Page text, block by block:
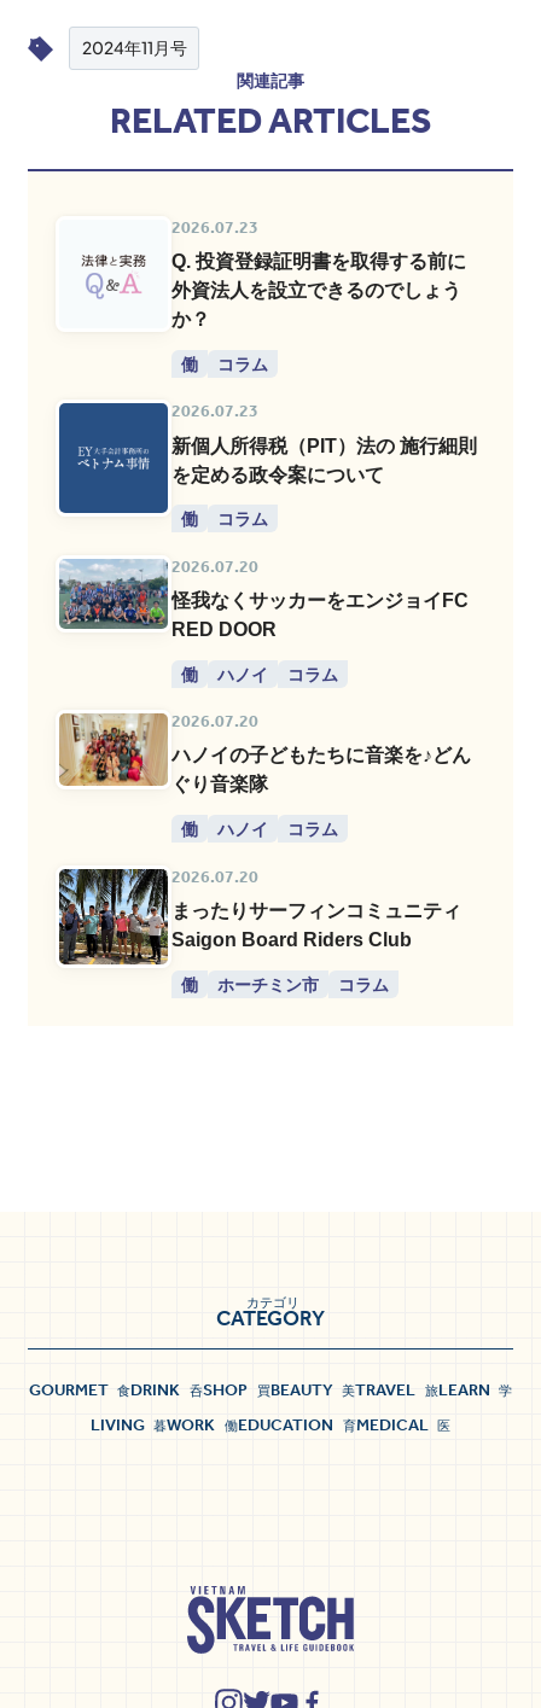
2024年11月号
関連記事
RELATED ARTICLES
2026.07.23
Q. 投資登録証明書を取得する前に
外資法人を設立できるのでしょう
か？
働 コラム
2026.07.23
新個人所得税（PIT）法の 施行細則
を定める政令案について
働 コラム
2026.07.20
怪我なくサッカーをエンジョイFC
RED DOOR
働 ハノイ コラム
2026.07.20
ハノイの子どもたちに音楽を♪どん
ぐり音楽隊
働 ハノイ コラム
2026.07.20
まったりサーフィンコミュニティ
Saigon Board Riders Club
働 ホーチミン市 コラム
CATEGORY
カテゴリ
GOURMET 食DRINK 呑SHOP 買BEAUTY 美TRAVEL 旅LEARN 学
LIVING 暮WORK 働EDUCATION 育MEDICAL 医